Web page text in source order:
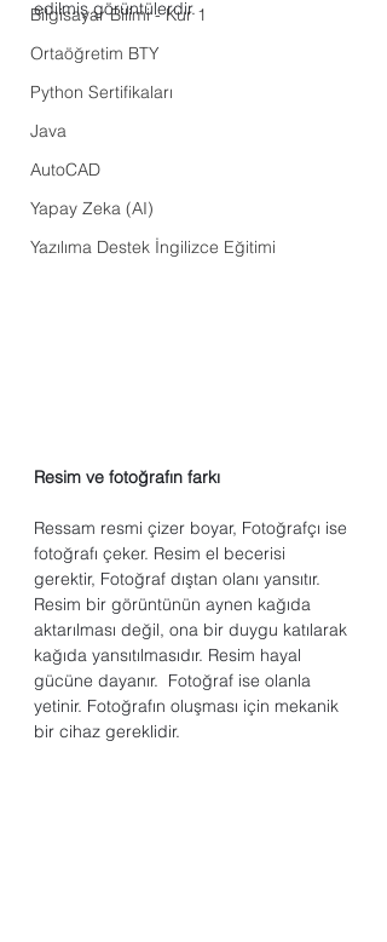
Bilgisayar Bilimi - Kur 1
Ortaöğretim BTY
Python Sertifikaları
Java
AutoCAD
Yapay Zeka (AI)
Yazılıma Destek İngilizce Eğitimi
edilmiş görüntülerdir.
Resim ve fotoğrafın farkı
Ressam resmi çizer boyar, Fotoğrafçı ise
fotoğrafı çeker. Resim el becerisi
gerektir, Fotoğraf dıştan olanı yansıtır.
Resim bir görüntünün aynen kağıda
aktarılması değil, ona bir duygu katılarak
kağıda yansıtılmasıdır. Resim hayal
gücüne dayanır.  Fotoğraf ise olanla
yetinir. Fotoğrafın oluşması için mekanik
bir cihaz gereklidir.